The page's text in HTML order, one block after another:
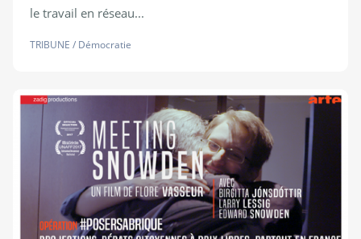
le travail en réseau...
TRIBUNE / Démocratie